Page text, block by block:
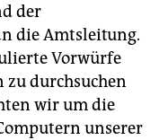
der
die Amtsleitung.
Vorwürfe
zu durchsuchen
wir um die
unserer